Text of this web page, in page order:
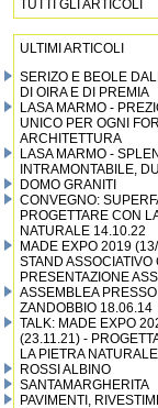
TUTTI GLI ARTICOLI
ULTIMI ARTICOLI
SERIZO E BEOLE
DI OIRA E DI PREMIA
LASA MARMO -
UNICO PER OGNI
ARCHITETTURA
LASA MARMO -
INTRAMONTABILE,
DOMO GRANITI
CONVEGNO:
PROGETTARE CON
NATURALE 14.10.22
MADE EXPO 2019
STAND ASSOCIATIVO
PRESENTAZIONE
ASSEMBLEA
ZANDOBBIO 18.06.14
TALK: MADE EXPO
(23.11.21) -
LA PIETRA NATURALE
ROSSI ALBINO
SANTAMARGHERITA
PAVIMENTI,